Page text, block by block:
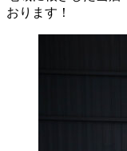
おります！